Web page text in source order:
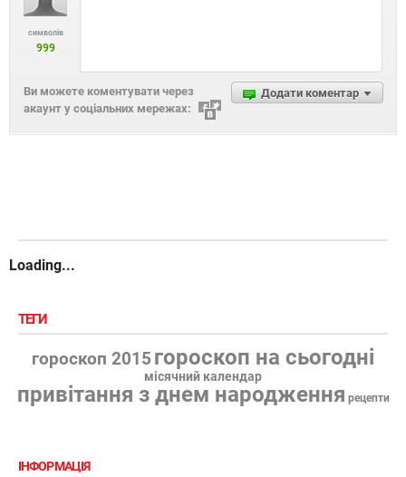
символів
999
Додати коментар
Ви можете коментувати через
акаунт у соціальних мережах:
Loading...
ТЕГИ
гороскоп 2015 гороскоп на сьогодні
місячний календар
привітання з днем народження рецепти
ІНФОРМАЦІЯ